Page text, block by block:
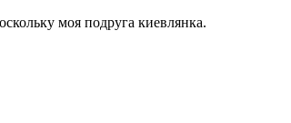
моя подруга киевлянка.